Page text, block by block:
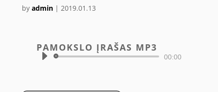
by admin| 2019.01.13
PAMOKSLO ĮRAŠAS MP3
Audio
00:00